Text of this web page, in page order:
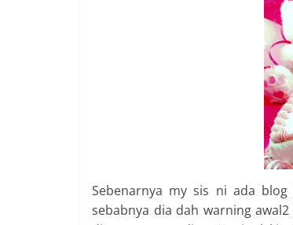
Sebenarnya my sis ni ada
sebabnya dia dah warning